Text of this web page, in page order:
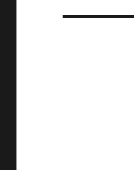
ン
稿: